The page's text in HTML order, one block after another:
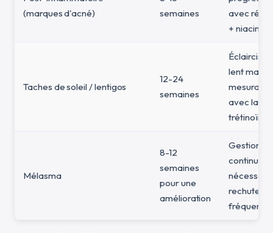
(marques d'acné)
semaines
avec
+
Taches de soleil / lentigos
12-24
semaines
lent mais
mesurable
avec la
trétinoïne
Mélasma
8-12
semaines
pour une
amélioration
Gestion
continue
rechutes